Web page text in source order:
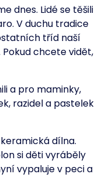
dnes. Lidé se těšili
V duchu tradice
tříd naší
chcete vidět,
a pro maminky,
razidel a pastelek
dílna.
si děti vyráběly
vypaluje v peci a